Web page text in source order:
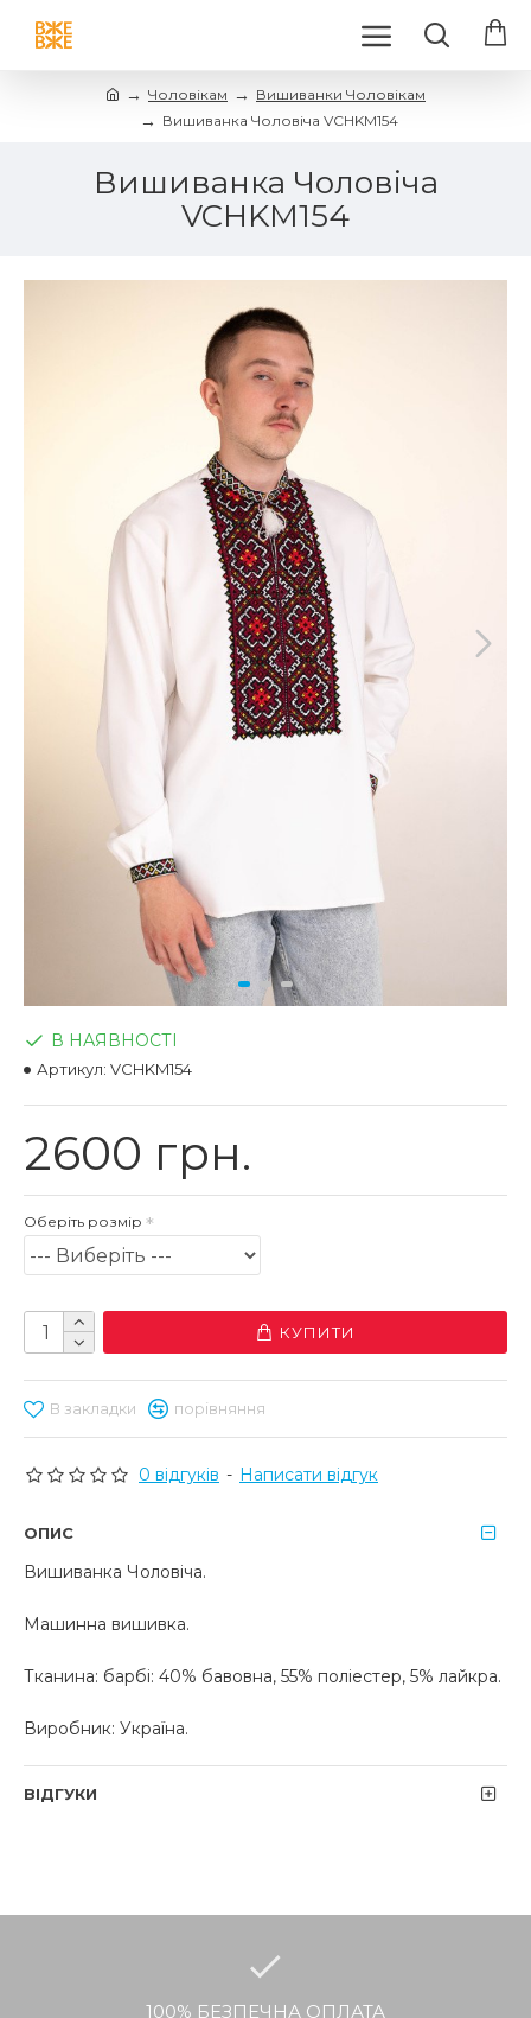
Чоловікам
Вишиванки Чоловікам
Вишиванка Чоловіча VCHKM154
Вишиванка Чоловіча
VCHKM154
0 відгуків - Написати відгук
2600 грн.
В НАЯВНОСТІ
Артикул: VCHKM154
Оберіть розмір
КУПИТИ
В закладки порівняння
ОПИС
Вишиванка Чоловіча.
Машинна вишивка.
Тканина: барбі: 40% бавовна, 55% поліестер, 5% лайкра.
Виробник: Україна.
ВІДГУКИ
100% БЕЗПЕЧНА ОПЛАТА